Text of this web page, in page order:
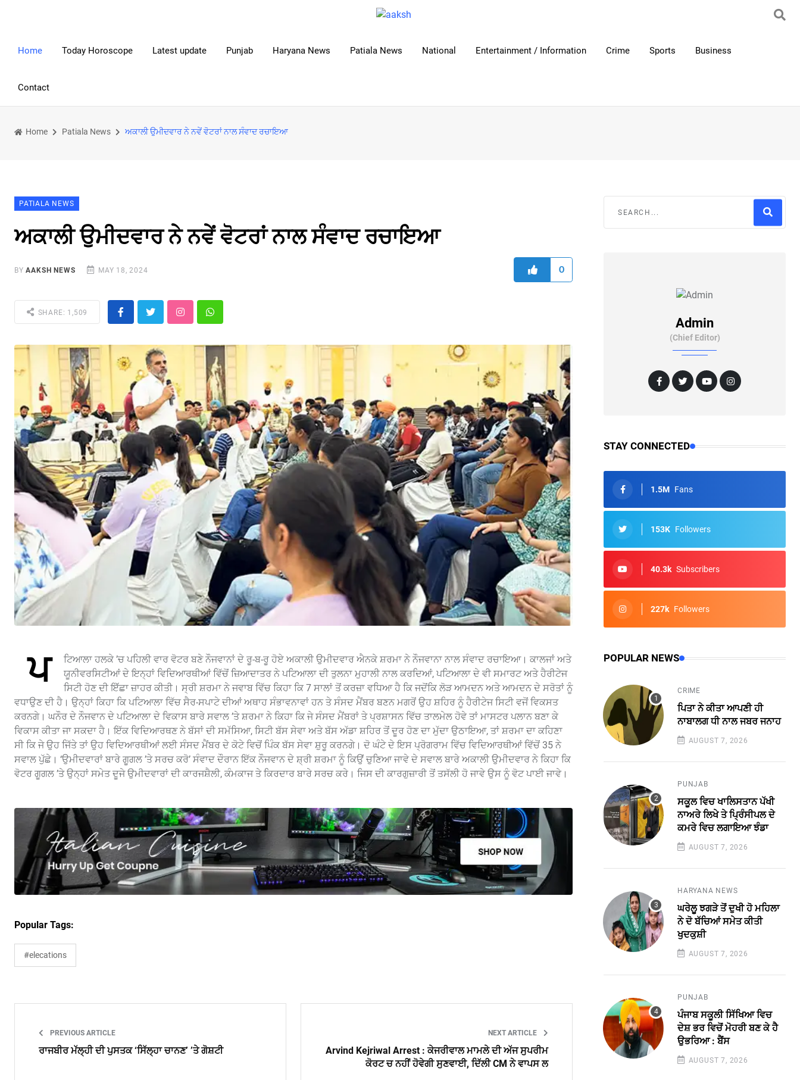
Home Today Horoscope Latest update Punjab Haryana News Patiala News National Entertainment / Information Crime Sports Business
Contact
Home Patiala News ਅਕਾਲੀ ਉਮੀਦਵਾਰ ਨੇ ਨਵੇਂ ਵੋਟਰਾਂ ਨਾਲ ਸੰਵਾਦ ਰਚਾਇਆ
PATIALA NEWS
ਅਕਾਲੀ ਉਮੀਦਵਾਰ ਨੇ ਨਵੇਂ ਵੋਟਰਾਂ ਨਾਲ ਸੰਵਾਦ ਰਚਾਇਆ
BYAAKSH NEWS MAY 18, 2024 0
SHARE: 1,509
ਪ
ਟਿਆਲਾ ਹਲਕੇ ’ਚ ਪਹਿਲੀ ਵਾਰ ਵੋਟਰ ਬਣੇ ਨੌਜਵਾਨਾਂ ਦੇ ਰੂ-ਬ-ਰੂ ਹੋਏ ਅਕਾਲੀ ਉਮੀਦਵਾਰ ਐਨਕੇ ਸ਼ਰਮਾ ਨੇ ਨੌਜਵਾਨਾ ਨਾਲ ਸੰਵਾਦ ਰਚਾਇਆ। ਕਾਲਜਾਂ ਅਤੇ
ਯੂਨੀਵਰਸਿਟੀਆਂ ਦੇ ਇਨ੍ਹਾਂ ਵਿਦਿਆਰਥੀਆਂ ਵਿੱਚੋਂ ਜ਼ਿਆਦਾਤਰ ਨੇ ਪਟਿਆਲਾ ਦੀ ਤੁਲਨਾ ਮੁਹਾਲੀ ਨਾਲ ਕਰਦਿਆਂ, ਪਟਿਆਲਾ ਦੇ ਵੀ ਸਮਾਰਟ ਅਤੇ ਹੈਰੀਟੇਜ
ਸਿਟੀ ਹੋਣ ਦੀ ਇੱੱਛਾ ਜ਼ਾਹਰ ਕੀਤੀ। ਸ੍ਰੀ ਸ਼ਰਮਾ ਨੇ ਜਵਾਬ ਵਿੱਚ ਕਿਹਾ ਕਿ 7 ਸਾਲਾਂ ਤੋਂ ਕਰਜ਼ਾ ਵਧਿਆ ਹੈ ਕਿ ਜਦੋਂਕਿ ਲੋੜ ਆਮਦਨ ਅਤੇ ਆਮਦਨ ਦੇ ਸਰੋਤਾਂ ਨੂੰ
ਵਧਾਉਣ ਦੀ ਹੈ। ਉਨ੍ਹਾਂ ਕਿਹਾ ਕਿ ਪਟਿਆਲਾ ਵਿੱਚ ਸੈਰ-ਸਪਾਟੇ ਦੀਆਂ ਅਥਾਹ ਸੰਭਾਵਨਾਵਾਂ ਹਨ ਤੇ ਸੰਸਦ ਮੈਂਬਰ ਬਣਨ ਮਗਰੋਂ ਉਹ ਸ਼ਹਿਰ ਨੂੰ ਹੈਰੀਟੇਜ ਸਿਟੀ ਵਜੋਂ ਵਿਕਸਤ
ਕਰਨਗੇ। ਘਨੌਰ ਦੇ ਨੌਜਵਾਨ ਦੇ ਪਟਿਆਲਾ ਦੇ ਵਿਕਾਸ ਬਾਰੇ ਸਵਾਲ ’ਤੇ ਸ਼ਰਮਾ ਨੇ ਕਿਹਾ ਕਿ ਜੇ ਸੰਸਦ ਮੈਂਬਰਾਂ ਤੇ ਪ੍ਰਸ਼ਾਸਨ ਵਿੱਚ ਤਾਲਮੇਲ ਹੋਵੇ ਤਾਂ ਮਾਸਟਰ ਪਲਾਨ ਬਣਾ ਕੇ
ਵਿਕਾਸ ਕੀਤਾ ਜਾ ਸਕਦਾ ਹੈ। ਇੱਕ ਵਿਦਿਆਰਥਣ ਨੇ ਬੱਸਾਂ ਦੀ ਸਮੱਸਿਆ, ਸਿਟੀ ਬੱਸ ਸੇਵਾ ਅਤੇ ਬੱਸ ਅੱਡਾ ਸ਼ਹਿਰ ਤੋਂ ਦੂਰ ਹੋਣ ਦਾ ਮੁੱਦਾ ਉਠਾਇਆ, ਤਾਂ ਸ਼ਰਮਾ ਦਾ ਕਹਿਣਾ
ਸੀ ਕਿ ਜੇ ਉਹ ਜਿੱਤੇ ਤਾਂ ਉਹ ਵਿਦਿਆਰਥੀਆਂ ਲਈ ਸੰਸਦ ਮੈਂਬਰ ਦੇ ਕੋਟੇ ਵਿਚੋਂ ਪਿੰਕ ਬੱਸ ਸੇਵਾ ਸ਼ੁਰੂ ਕਰਨਗੇ। ਦੋ ਘੰਟੇ ਦੇ ਇਸ ਪ੍ਰੋਗਰਾਮ ਵਿੱਚ ਵਿਦਿਆਰਥੀਆਂ ਵਿੱਚੋਂ 35 ਨੇ
ਸਵਾਲ ਪੁੱਛੇ। ‘ਉਮੀਦਵਾਰਾਂ ਬਾਰੇ ਗੂਗਲ ’ਤੇ ਸਰਚ ਕਰੋ’ ਸੰਵਾਦ ਦੌਰਾਨ ਇੱਕ ਨੌਜਵਾਨ ਦੇ ਸ਼੍ਰੀ ਸ਼ਰਮਾ ਨੂੰ ਕਿਉਂ ਚੁਣਿਆ ਜਾਵੇ ਦੇ ਸਵਾਲ ਬਾਰੇ ਅਕਾਲੀ ਉਮੀਦਵਾਰ ਨੇ ਕਿਹਾ ਕਿ
ਵੋਟਰ ਗੂਗਲ ’ਤੇ ਉਨ੍ਹਾਂ ਸਮੇਤ ਦੂਜੇ ਉਮੀਦਵਾਰਾਂ ਦੀ ਕਾਰਜਸ਼ੈਲੀ, ਕੰਮਕਾਜ ਤੇ ਕਿਰਦਾਰ ਬਾਰੇ ਸਰਚ ਕਰੇ। ਜਿਸ ਦੀ ਕਾਰਗੁਜ਼ਾਰੀ ਤੋਂ ਤਸੱਲੀ ਹੋ ਜਾਵੇ ਉਸ ਨੂੰ ਵੋਟ ਪਾਈ ਜਾਵੇ।
Popular Tags:
#elecations
PREVIOUS ARTICLE
ਰਾਜਬੀਰ ਮੱਲ੍ਹੀ ਦੀ ਪੁਸਤਕ ‘ਸਿੱਲ੍ਹਾ ਚਾਨਣ’ ’ਤੇ ਗੋਸ਼ਟੀ
NEXT ARTICLE
Arvind Kejriwal Arrest : ਕੇਜਰੀਵਾਲ ਮਾਮਲੇ ਦੀ ਅੱਜ ਸੁਪਰੀਮ
ਕੋਰਟ ਚ ਨਹੀਂ ਹੋਵੇਗੀ ਸੁਣਵਾਈ, ਦਿੱਲੀ CM ਨੇ ਵਾਪਸ ਲ
Admin
(Chief Editor)
STAY CONNECTED
1.5M Fans
153K Followers
40.3k Subscribers
227k Followers
POPULAR NEWS
CRIME
ਪਿਤਾ ਨੇ ਕੀਤਾ ਆਪਣੀ ਹੀ
ਨਾਬਾਲਗ ਧੀ ਨਾਲ ਜਬਰ ਜਨਾਹ
AUGUST 7, 2026
PUNJAB
ਸਕੂਲ ਵਿਚ ਖਾਲਿਸਤਾਨ ਪੱਖੀ
ਨਾਅਰੇ ਲਿਖੇ ਤੇ ਪ੍ਰਿੰਸੀਪਲ ਦੇ
ਕਮਰੇ ਵਿਚ ਲਗਾਇਆ ਝੰਡਾ
AUGUST 7, 2026
HARYANA NEWS
ਘਰੇਲੂ ਝਗੜੇ ਤੋਂ ਦੁਖੀ ਹੋ ਮਹਿਲਾ
ਨੇ ਦੋ ਬੱਚਿਆਂ ਸਮੇਤ ਕੀਤੀ
ਖੁਦਕੁਸ਼ੀ
AUGUST 7, 2026
PUNJAB
ਪੰਜਾਬ ਸਕੂਲੀ ਸਿੱਖਿਆ ਵਿਚ
ਦੇਸ਼ ਭਰ ਵਿਚੋਂ ਮੋਹਰੀ ਬਣ ਕੇ ਹੈ
ਉਭਰਿਆ : ਬੈਂਸ
AUGUST 7, 2026